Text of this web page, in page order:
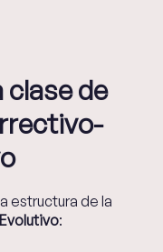
clase de
estructura de la
: